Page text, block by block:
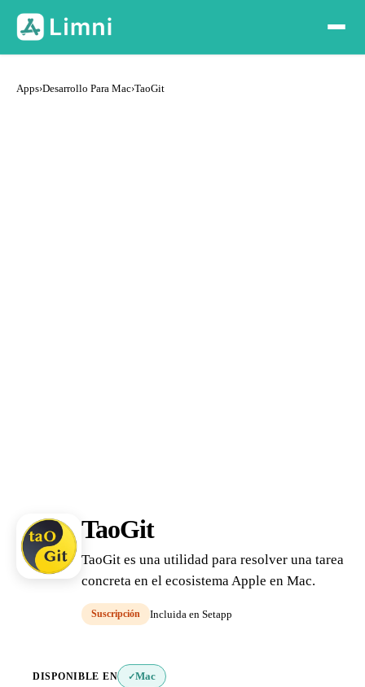
Apps›Desarrollo Para Mac›TaoGit
TaoGit
TaoGit es una utilidad para resolver una tarea
concreta en el ecosistema Apple en Mac.
Suscripción Incluida en Setapp
DISPONIBLE EN ✓Mac